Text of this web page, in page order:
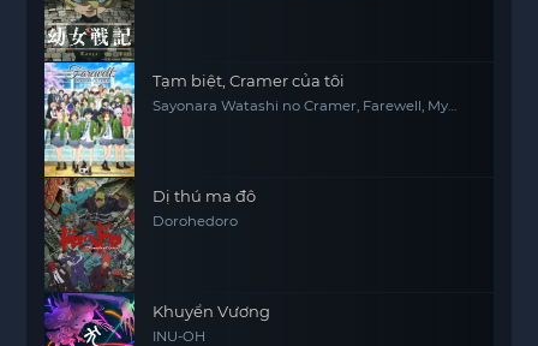
Tạm biệt, Cramer của tôi
Sayonara Watashi no Cramer, Farewell, My
Dị thú ma đô
Dorohedoro
Khuyển Vương
INU-OH